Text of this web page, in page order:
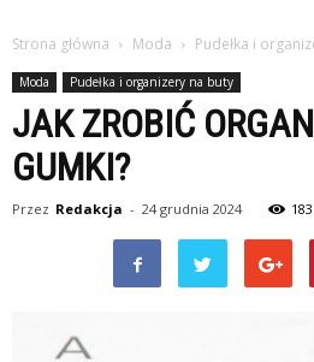
Strona główna Moda Pudełka i
Moda Pudełka i organizery na buty
JAK ZROBIĆ
GUMKI?
Przez Redakcja - 24 grudnia 2024 183